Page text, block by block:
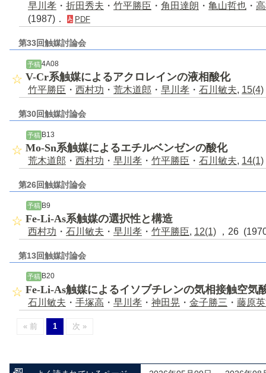
早川孝 ・ 折田秀夫 ・ 竹平勝臣 ・ 角田達朗 ・ 亀山哲也 ・
(1987)．
PDF
第33回触媒討論会
予稿4A08
V-Cr系触媒によるアクロレインの液相酸化
竹平勝臣 ・ 西村功 ・ 荒木道郎 ・ 早川孝 ・ 石川敏夫, 15(4)
第30回触媒討論会
予稿B13
Mo-Sn系触媒によるエチルベンゼンの酸化
荒木道郎 ・ 西村功 ・ 早川孝 ・ 竹平勝臣 ・ 石川敏夫, 14(1)
第26回触媒討論会
予稿 B9
Fe-Li-As系触媒の選択性と構造
西村功 ・ 石川敏夫 ・ 早川孝 ・ 竹平勝臣, 12(1) ，26
第13回触媒討論会
予稿 B20
Fe-Li-As触媒によるイソブチレンの気相接触空気
石川敏夫 ・ 手塚高 ・ 早川孝 ・ 神田晃 ・ 金子勝三 ・ 藤原
« 前 1 次 »